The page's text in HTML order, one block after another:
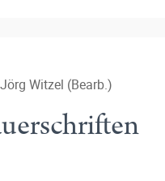
Jörg Witzel (Bearb.)